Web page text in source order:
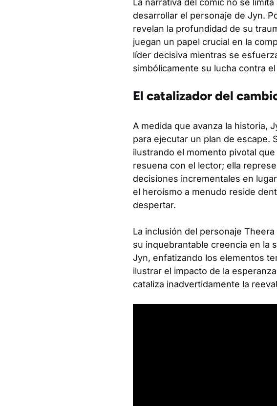
La narrativa del cómic no se
desarrollar el personaje de Jyn.
revelan la profundidad de su
juegan un papel crucial en la
líder decisiva mientras se
simbólicamente su lucha contra
El catalizador del
A medida que avanza la historia,
para ejecutar un plan de escape.
ilustrando el momento pivotal
resuena con el lector; ella
decisiones incrementales en
el heroísmo a menudo reside
despertar.
La inclusión del personaje
su inquebrantable creencia en la
Jyn, enfatizando los elementos
ilustrar el impacto de la
cataliza inadvertidamente la